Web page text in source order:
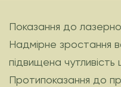
Показання до лазерної
Надмірне зростання
підвищена
Протипоказання до